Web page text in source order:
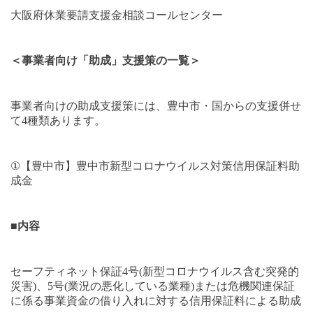
大阪府休業要請支援金相談コールセンター
＜事業者向け「助成」支援策の一覧＞
事業者向けの助成支援策には、豊中市・国からの支援併せ
て4種類あります。
① 【豊中市】豊中市新型コロナウイルス対策信用保証料助
成金
■内容
セーフティネット保証4号(新型コロナウイルス含む突発的
災害) 5号(業況の悪化している業種)または危機関連保証
に係る事業資金の借り入れに対する信用保証料による助成